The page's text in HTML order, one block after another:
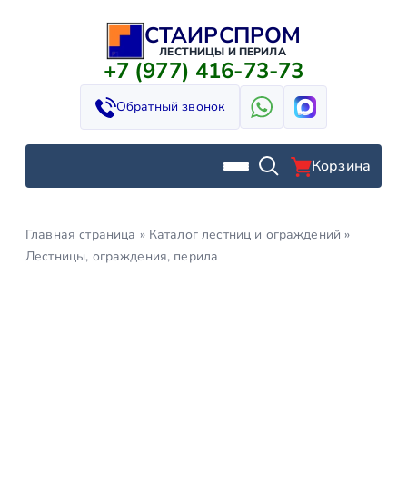
СТАИРСПРОМ
ЛЕСТНИЦЫ И ПЕРИЛА
+7 (977) 416-73-73
Обратный звонок
Корзина
Главная страница » Каталог лестниц и ограждений »
Лестницы, ограждения, перила